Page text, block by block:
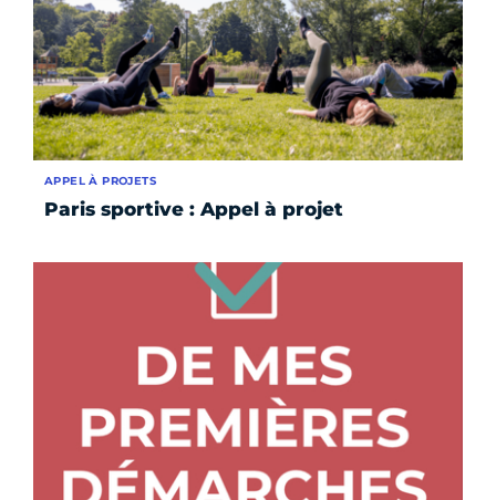
Paris sportive : Appel à projet
APPEL À PROJETS